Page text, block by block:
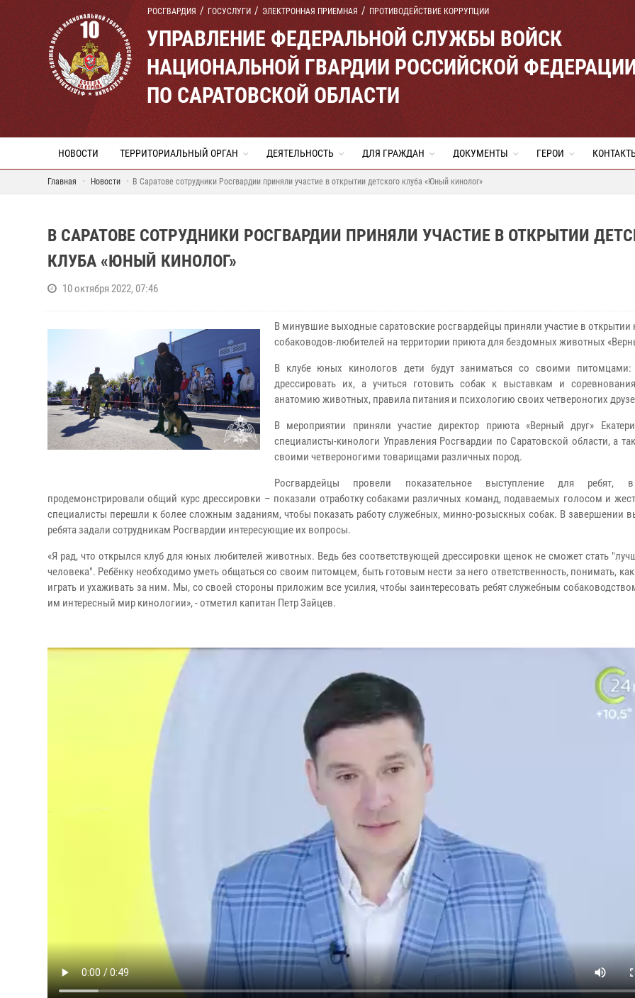
РОСГВАРДИЯ ГОСУСЛУГИ ЭЛЕКТРОННАЯ ПРИЕМНАЯ ПРОТИВОДЕЙСТВИЕ КОРРУПЦИИ
УПРАВЛЕНИЕ ФЕДЕРАЛЬНОЙ СЛУЖБЫ ВОЙСК
НАЦИОНАЛЬНОЙ ГВАРДИИ РОССИЙСКОЙ
ПО САРАТОВСКОЙ ОБЛАСТИ
НОВОСТИ ТЕРРИТОРИАЛЬНЫЙ ОРГАН ДЕЯТЕЛЬНОСТЬ ДЛЯ ГРАЖДАН ДОКУМЕНТЫ ГЕРОИ
Главная Новости В Саратове сотрудники Росгвардии приняли участие в открытии детского клуба «Юный кинолог»
В САРАТОВЕ СОТРУДНИКИ РОСГВАРДИИ ПРИНЯЛИ УЧАСТИЕ В ОТКРЫТИИ
КЛУБА «ЮНЫЙ КИНОЛОГ»
10 октября 2022, 07:46
В минувшие выходные саратовские росгвардейцы приняли участие в открытии
собаководов-любителей на территории приюта для бездомных животных
В клубе юных кинологов дети будут заниматься со своими питомцами:
дрессировать их, а учиться готовить собак к выставкам и
анатомию животных, правила питания и психологию своих четвероногих
В мероприятии приняли участие директор приюта «Верный друг»
специалисты-кинологи Управления Росгвардии по Саратовской области, а
своими четвероногими товарищами различных пород.
Росгвардейцы провели показательное выступление для ребят,
продемонстрировали общий курс дрессировки – показали отработку собаками различных команд, подаваемых голосом и
специалисты перешли к более сложным заданиям, чтобы показать работу служебных, минно-розыскных собак. В завершении
ребята задали сотрудникам Росгвардии интересующие их вопросы.
«Я рад, что открылся клуб для юных любителей животных. Ведь без соответствующей дрессировки щенок не сможет стать
человека". Ребёнку необходимо уметь общаться со своим питомцем, быть готовым нести за него ответственность, понимать,
играть и ухаживать за ним. Мы, со своей стороны приложим все усилия, чтобы заинтересовать ребят служебным
им интересный мир кинологии», - отметил капитан Петр Зайцев.